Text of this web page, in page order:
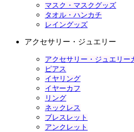
マスク・マスクグッズ
タオル・ハンカチ
レイングッズ
アクセサリー・ジュエリー
アクセサリー・ジュエリー
ピアス
イヤリング
イヤーカフ
リング
ネックレス
ブレスレット
アンクレット